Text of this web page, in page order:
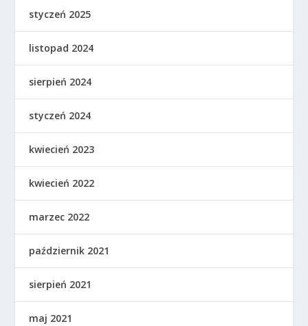
styczeń 2025
listopad 2024
sierpień 2024
styczeń 2024
kwiecień 2023
kwiecień 2022
marzec 2022
październik 2021
sierpień 2021
maj 2021